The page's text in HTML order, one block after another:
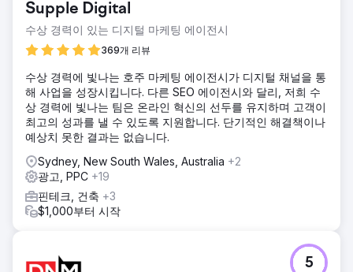
Supple Digital
수상 경력이 있는 디지털 마케팅 에이전시
369개 리뷰
수상 경력에 빛나는 호주 마케팅 에이전시가 디지털 채널을 통
해 사업을 성장시킵니다. 다른 SEO 에이전시와 달리, 저희 수
상 경력에 빛나는 팀은 온라인 혁신의 선두를 유지하며 고객이
최고의 성과를 낼 수 있도록 지원합니다. 단기적인 해결책이나
예상치 못한 결과는 없습니다.
Sydney, New South Wales, Australia +2
광고, PPC +19
핀테크, 건축 +3
$1,000부터 시작
5